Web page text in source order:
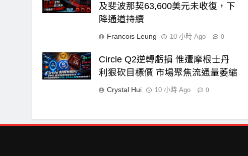
及斐波那契63,600美元未收復，下
降通道持續
Francois Leung 10 小時 Ago 0
Circle Q2逆轉虧損 惟遭摩根士丹
利狠砍目標價 市場聚焦流通量萎縮
Crystal Hui 10 小時 Ago 0